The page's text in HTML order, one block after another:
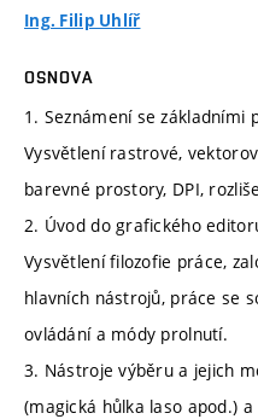
Ing. Filip Uhlíř
OSNOVA
1. Seznámení se základními
Vysvětlení rastrové,
barevné prostory, DPI,
2. Úvod do grafického
Vysvětlení filozofie práce,
hlavních nástrojů, práce se
ovládání a módy prolnutí.
3. Nástroje výběru a jejich
(magická hůlka laso apod.)